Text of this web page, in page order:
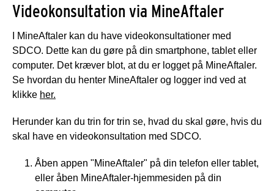
Videokonsultation via MineAftaler
I MineAftaler kan du have videokonsultationer med
SDCO. Dette kan du gøre på din smartphone, tablet eller
computer. Det kræver blot, at du er logget på MineAftaler.
Se hvordan du henter MineAftaler og logger ind ved at
klikke her.
Herunder kan du trin for trin se, hvad du skal gøre, hvis du
skal have en videokonsultation med SDCO.
Åben appen "MineAftaler" på din telefon eller tablet,
eller åben MineAftaler-hjemmesiden på din